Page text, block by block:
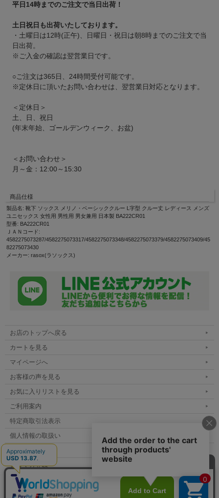
平日14時までのご注文で当日出荷！
土日祝日も出荷いたしております。
・土曜日は12時(正午)、日曜日・祝日は朝8時までのご注文で当
日出荷。
※ご入金の確認は翌営業日です。
○ご注文は365日、24時間受付可能です。
※定休日に頂いたお問い合わせは、翌営業日対応となります。
＜定休日＞
土、日、祝日
(年末年始、ゴールデンウィーク、お盆)
＜お問い合わせ＞
月～金：12:00～15:30
商品仕様
製品名: 靴下 ソックス メリノ・ベーシッククルー L字型 クルー丈 レディース メンズ
ユニセックス 女性用 男性用 男女兼用 日本製 BA222CR01
型番: BA222CR01
ＪＡＮコード:
4582275073287/4582275073317/4582275073348/4582275073379/4582275073409/45
82275073430
メーカー: rasox(ラソックス)
お店のトップへ戻る
カートを見る
マイページへ
お客様の声を見る
お気に入りリストを見る
ご利用案内
特定商取引法表示
個人情報の取扱い
サイトマップ
メルマガ登録
お問い合わせ